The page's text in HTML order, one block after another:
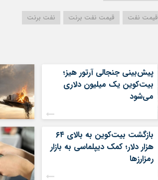
قیمت نفت قیمت نفت برنت نفت برنت
پیش‌بینی جنجالی آرتور هیز؛
بیت‌کوین یک میلیون دلاری
می‌شود
بازگشت بیت‌کوین به بالای ۶۴
هزار دلار؛ کمک دیپلماسی به بازار
رمزارزها